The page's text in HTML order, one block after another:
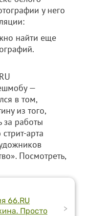
у него
найти еще
—
в том,
из того,
за работы
арта
Посмотреть,
66.RU
Просто
>